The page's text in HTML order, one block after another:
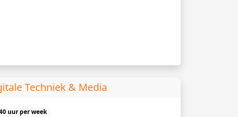
Techniek & Media
uur per week